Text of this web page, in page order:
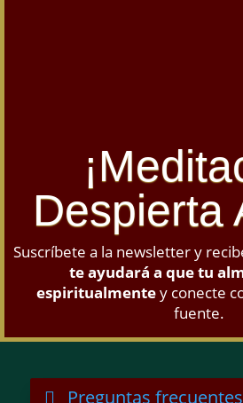
Despierta
Suscríbete a la newsletter y
te ayudará a que tu
espiritualmentey conecte
fuente.
Preguntas frecuentes